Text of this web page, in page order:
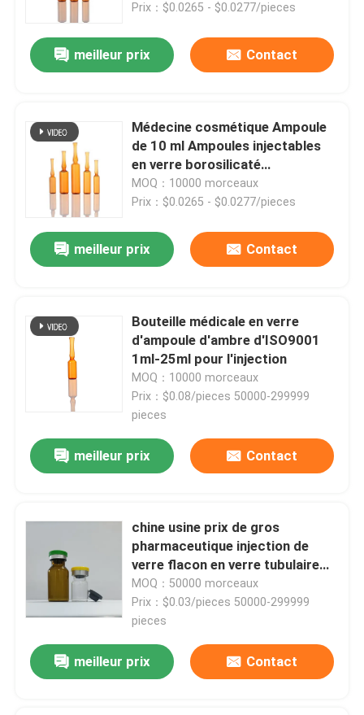
À la maison
À propos de nous
Visite de l'usine
Contrôle de la qualité
Nouvelles
Blogs
Flacon en verre borosilicaté
Prix：$0.0265 - $0.0277/pieces
meilleur prix Contact
Médecine cosmétique Ampoule
de 10 ml Ampoules injectables
en verre borosilicaté
transparent
MOQ：10000 morceaux
Prix：$0.0265 - $0.0277/pieces
meilleur prix Contact
Bouteille médicale en verre
d'ampoule d'ambre d'ISO9001
1ml-25ml pour l'injection
MOQ：10000 morceaux
Prix：$0.08/pieces 50000-299999
pieces
meilleur prix Contact
chine usine prix de gros
pharmaceutique injection de
verre flacon en verre tubulaire
flacon en verre borosilicaté
MOQ：50000 morceaux
Prix：$0.03/pieces 50000-299999
pieces
meilleur prix Contact